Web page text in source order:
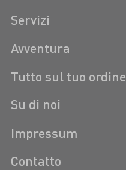
Servizi
Avventura
Tutto sul tuo ordine
Su di noi
Impressum
Contatto